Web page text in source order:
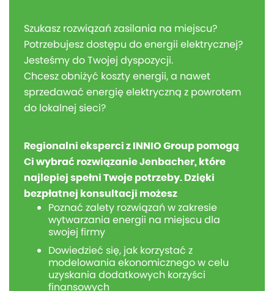
Szukasz rozwiązań zasilania na miejscu?
Potrzebujesz dostępu do energii elektrycznej?
Jesteśmy do Twojej dyspozycji.
Chcesz obniżyć koszty energii, a nawet
sprzedawać energię elektryczną z powrotem
do lokalnej sieci?
Regionalni eksperci z INNIO Group pomogą
Ci wybrać rozwiązanie Jenbacher, które
najlepiej spełni Twoje potrzeby. Dzięki
bezpłatnej konsultacji możesz
Poznać zalety rozwiązań w zakresie
wytwarzania energii na miejscu dla
swojej firmy
Dowiedzieć się, jak korzystać z
modelowania ekonomicznego w celu
uzyskania dodatkowych korzyści
finansowych